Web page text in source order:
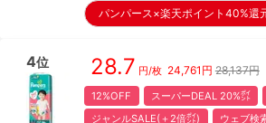
パンパース×楽天ポイント40%
4位 28.7 円/枚 24,761 円 28,137円
12%OFF スーパーDEAL 20%㌽
ジャンルSALE(＋2倍㌽)
ウェブ検